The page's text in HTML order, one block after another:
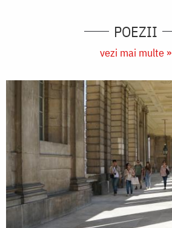
POEZII
vezi mai multe »